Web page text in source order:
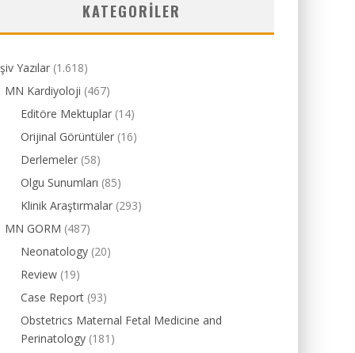
KATEGORILER
Yazılar (1.618)
MN Kardiyoloji (467)
Editöre Mektuplar (14)
Orijinal Görüntüler (16)
Derlemeler (58)
Olgu Sunumları (85)
Klinik Araştırmalar (293)
MN GORM (487)
Neonatology (20)
Review (19)
Case Report (93)
Obstetrics Maternal Fetal Medicine and
Perinatology (181)